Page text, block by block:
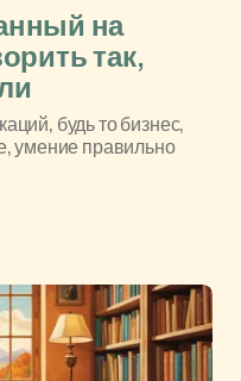
на
так,
будь то бизнес,
умение правильно